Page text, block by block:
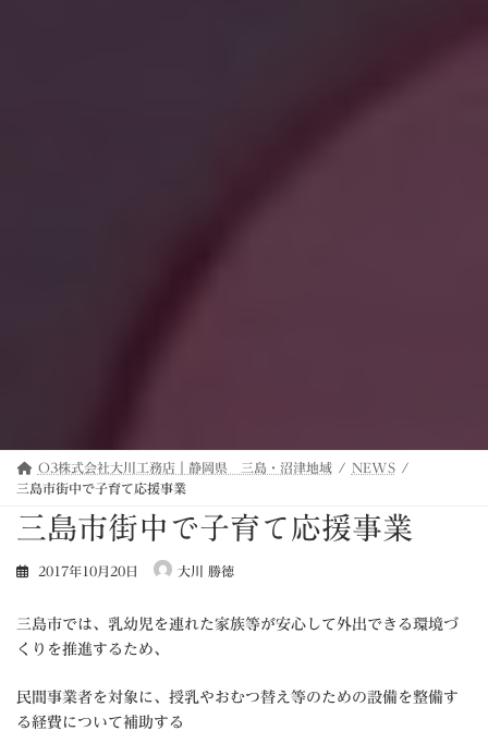
O3株式会社大川工務店｜静岡県 三島・沼津地域
NEWS
三島市街中で子育て応援事業
三島市街中で子育て応援事業
2017年10月20日 大川 勝徳
三島市では、乳幼児を連れた家族等が安心して外出できる環境づ
くりを推進するため、
民間事業者を対象に、授乳やおむつ替え等のための設備を整備す
る経費について補助する